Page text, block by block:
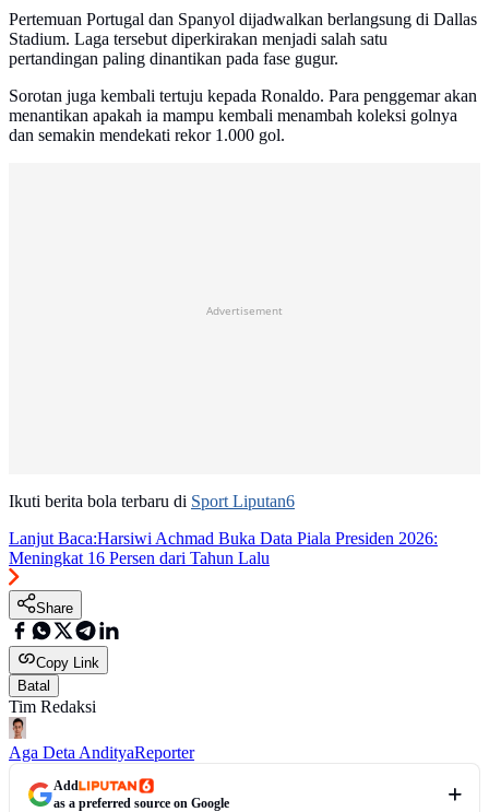
Pertemuan Portugal dan Spanyol dijadwalkan berlangsung di Dallas
Stadium. Laga tersebut diperkirakan menjadi salah satu
pertandingan paling dinantikan pada fase gugur.
Sorotan juga kembali tertuju kepada Ronaldo. Para penggemar akan
menantikan apakah ia mampu kembali menambah koleksi golnya
dan semakin mendekati rekor 1.000 gol.
Advertisement
Ikuti berita bola terbaru di Sport Liputan6
Lanjut Baca:Harsiwi Achmad Buka Data Piala Presiden 2026:
Meningkat 16 Persen dari Tahun Lalu
Share
Copy Link
Batal
Tim Redaksi
Aga Deta AndityaReporter
Add
as a preferred source on Google